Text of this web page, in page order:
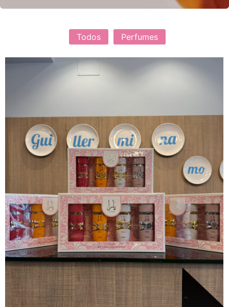
Todos Perfumes